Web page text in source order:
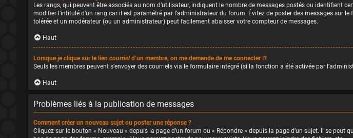
Les rangs, qui peuvent être associés au nom d’utilisateur, indiquent le nombre de messages postés ou identifient
modifier l’intitulé d’un rang car il est paramétré par l’administrateur du forum. Évitez de poster des messages
tolérée et un modérateur (ou un administrateur) peut facilement abaisser votre compteur de messages.
Haut
Lorsque je clique sur le lien courrield’un membre, on me demande de me connecter !?
Seuls les membres peuvent s’envoyer des courriels via le formulaire intégré (si la fonction a été activée par
Haut
Problèmes liés à la publication de messages
Comment créer un nouveau sujet ou poster une réponse ?
Cliquez sur le bouton « Nouveau » depuis la page d’un forum ou « Répondre » depuis la page d’un sujet. Il se